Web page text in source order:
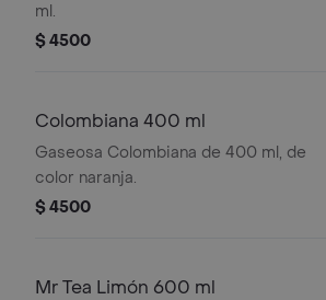
ml.
$ 4500
Colombiana 400 ml
Gaseosa Colombiana de 400 ml, de
color naranja.
$ 4500
Mr Tea Limón 600 ml